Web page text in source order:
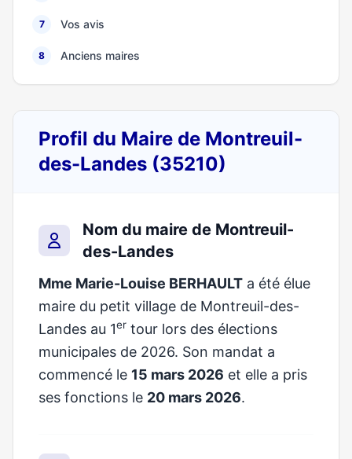
7 Vos avis
8 Anciens maires
Profil du Maire de Montreuil-
des-Landes (35210)
Nom du maire de Montreuil-
des-Landes
Mme Marie-Louise BERHAULT a été élue
maire du petit village de Montreuil-des-
Landes au 1er tour lors des élections
municipales de 2026. Son mandat a
commencé le 15 mars 2026 et elle a pris
ses fonctions le 20 mars 2026.